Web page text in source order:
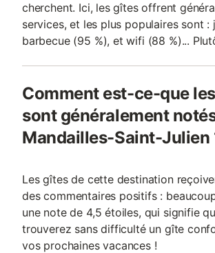
cherchent. Ici, les gîtes offrent
services, et les plus populaires sont :
barbecue (95 %), et wifi (88 %)...
Comment est-ce-que
sont généralement
Mandailles-Saint-Julien
Les gîtes de cette destination
des commentaires positifs :
une note de 4,5 étoiles, qui signifie
trouverez sans difficulté un gîte
vos prochaines vacances !